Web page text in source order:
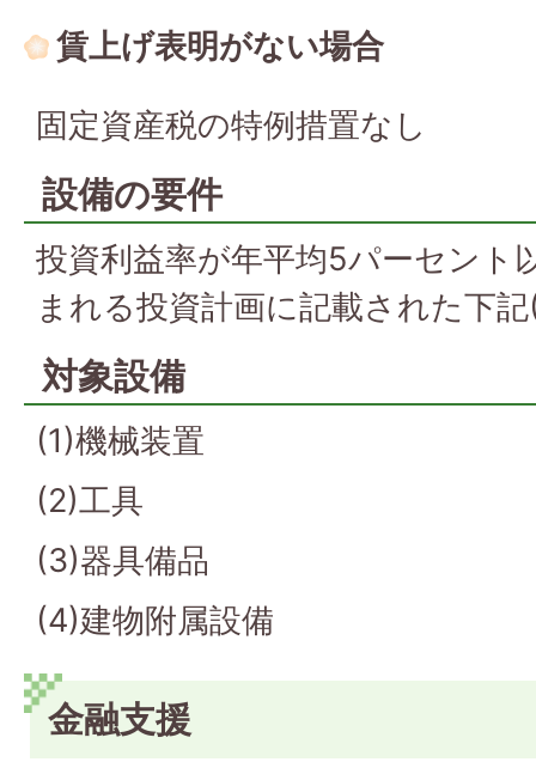
賃上げ表明がない場合
固定資産税の特例措置なし
設備の要件
投資利益率が年平均5パーセント
まれる投資計画に記載された下
対象設備
(1)機械装置
(2)工具
(3)器具備品
(4)建物附属設備
金融支援